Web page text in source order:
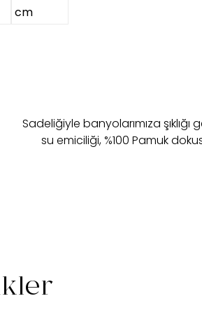
Sadeliğiyle banyolarımıza
su emiciliği, %100 Pamuk